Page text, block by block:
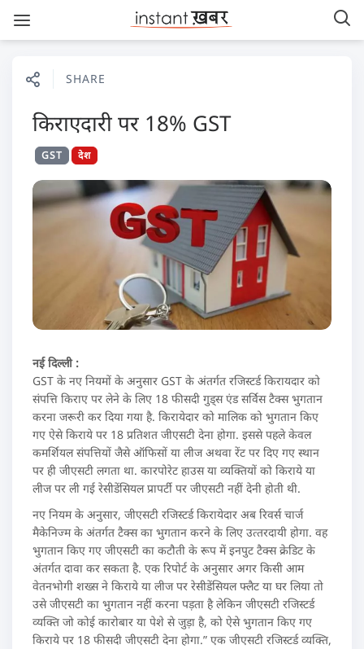
SHARE
किराएदारी पर 18% GST
GST देश
नई दिल्‍ली :
GST के नए नियमों के अनुसार GST के अंतर्गत रजिस्‍टर्ड किरायदार को
संपत्ति किराए पर लेने के लिए 18 फीसदी गुड्स एंड सर्विस टैक्‍स भुगतान
करना जरूरी कर दिया गया है. किरायेदार को मालिक को भुगतान किए
गए ऐसे किराये पर 18 प्रतिशत जीएसटी देना होगा. इससे पहले केवल
कमर्शियल संपत्तियों जैसे ऑफिसों या लीज अथवा रेंट पर दिए गए स्‍थान
पर ही जीएसटी लगता था. कारपोरेट हाउस या व्‍यक्तियों को किराये या
लीज पर ली गई रेसीडेंसियल प्रापर्टी पर जीएसटी नहीं देनी होती थी.
नए नियम के अनुसार, जीएसटी रजिस्‍टर्ड किरायेदार अब रिवर्स चार्ज
मैकेनिज्‍म के अंतर्गत टैक्‍स का भुगतान करने के लिए उत्‍तरदायी होगा. वह
भुगतान किए गए जीएसटी का कटौती के रूप में इनपुट टैक्‍स क्रेडिट के
अंतर्गत दावा कर सकता है. एक रिपोर्ट के अनुसार अगर किसी आम
वेतनभोगी शख्‍स ने किराये या लीज पर रेसीडेंसियल फ्लैट या घर लिया तो
उसे जीएसटी का भुगतान नहीं करना पड़ता है लेकिन जीएसटी रजिस्‍टर्ड
व्‍यक्ति जो कोई कारोबार या पेशे से जुड़ा है, को ऐसे भुगतान किए गए
किराये पर 18 फीसदी जीएसटी देना होगा.” एक जीएसटी रजिस्‍टर्ड व्‍यक्ति,